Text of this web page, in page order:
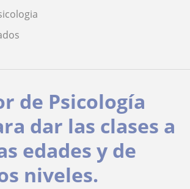
de Psicología
dar las clases a
edades y de
niveles.